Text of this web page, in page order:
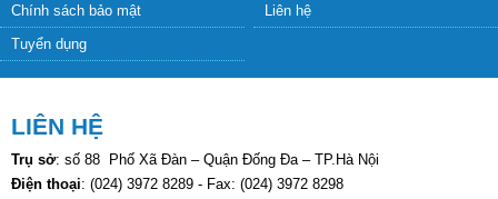
Chính sách bảo mật
Liên hệ
Tuyển dụng
LIÊN HỆ
Trụ sở: số 88 Phố Xã Đàn – Quận Đống Đa – TP.Hà Nội
Điện thoại: (024) 3972 8289 - Fax: (024) 3972 8298